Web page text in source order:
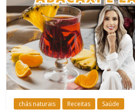
Estar
chás naturais Receitas Saúde